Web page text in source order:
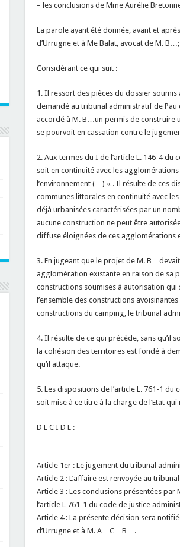
– les conclusions de Mme Aurélie
La parole ayant été donnée, avant et
d’Urrugne et à Me Balat, avocat de M. B…;
Considérant ce qui suit :
1. Il ressort des pièces du dossier
demandé au tribunal administratif de Pau
accordé à M. B…un permis de construire
se pourvoit en cassation contre le
2. Aux termes du I de l’article L. 146-4 du
soit en continuité avec les
l’environnement (…) « . Il résulte de ces
communes littorales en continuité avec
déjà urbanisées caractérisées par un
aucune construction ne peut être
diffuse éloignées de ces agglomérations
3. En jugeant que le projet de M.
agglomération existante en raison de sa
constructions soumises à autorisation qui
l’ensemble des constructions
constructions du camping, le tribunal
4. Il résulte de ce qui précède, sans qu’il
la cohésion des territoires est fondé à
qu’il attaque.
5. Les dispositions de l’article L. 761-1
soit mise à ce titre à la charge de l’Etat
D E C I D E :
————–
Article 1er : Le jugement du tribunal
Article 2 : L’affaire est renvoyée au
Article 3 : Les conclusions présentées
l’article L 761-1 du code de justice
Article 4 : La présente décision sera
d’Urrugne et à M. A…C…B….